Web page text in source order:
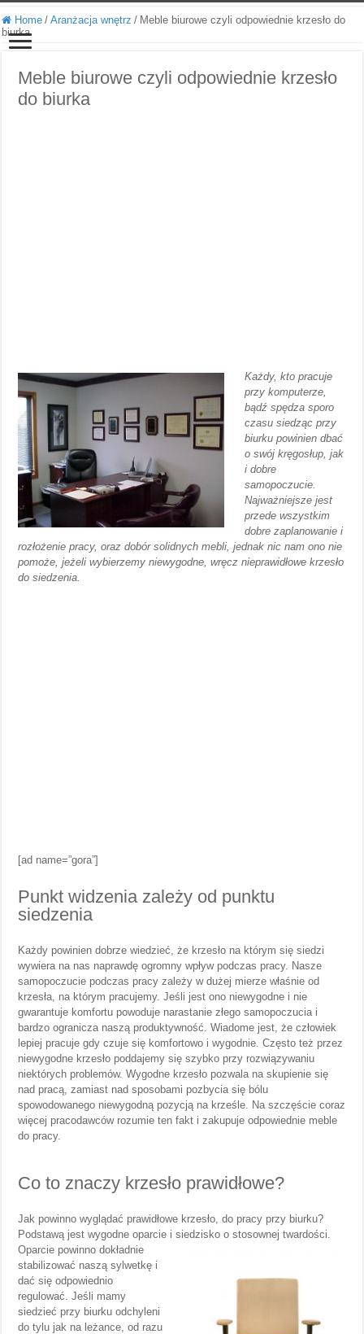
Home / Aranżacja wnętrz / Meble biurowe czyli odpowiednie krzesło do
biurka
Meble biurowe czyli odpowiednie krzesło
do biurka
Każdy, kto pracuje
przy komputerze,
bądź spędza sporo
czasu siedząc przy
biurku powinien dbać
o swój kręgosłup, jak
i dobre
samopoczucie.
Najważniejsze jest
przede wszystkim
dobre zaplanowanie i
rozłożenie pracy, oraz dobór solidnych mebli, jednak nic nam ono nie
pomoże, jeżeli wybierzemy niewygodne, wręcz nieprawidłowe krzesło
do siedzenia.
[ad name=”gora”]
Punkt widzenia zależy od punktu
siedzenia
Każdy powinien dobrze wiedzieć, że krzesło na którym się siedzi
wywiera na nas naprawdę ogromny wpływ podczas pracy. Nasze
samopoczucie podczas pracy zależy w dużej mierze właśnie od
krzesła, na którym pracujemy. Jeśli jest ono niewygodne i nie
gwarantuje komfortu powoduje narastanie złego samopoczucia i
bardzo ogranicza naszą produktywność. Wiadome jest, że człowiek
lepiej pracuje gdy czuje się komfortowo i wygodnie. Często też przez
niewygodne krzesło poddajemy się szybko przy rozwiązywaniu
niektórych problemów. Wygodne krzesło pozwala na skupienie się
nad pracą, zamiast nad sposobami pozbycia się bólu
spowodowanego niewygodną pozycją na krześle. Na szczęście coraz
więcej pracodawców rozumie ten fakt i zakupuje odpowiednie meble
do pracy.
Co to znaczy krzesło prawidłowe?
Jak powinno wyglądać prawidłowe krzesło, do pracy przy biurku?
Podstawą jest wygodne oparcie i siedzisko o stosownej twardości.
Oparcie powinno dokładnie
stabilizować naszą sylwetkę i
dać się odpowiednio
regulować. Jeśli mamy
siedzieć przy biurku odchyleni
do tylu jak na leżance, od razu